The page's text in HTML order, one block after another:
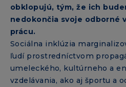
obklopujú, tým, že ich
nedokončia svoje odborné
prácu.
Sociálna inklúzia
ľudí prostredníctvom
umeleckého, kultúrneho a
vzdelávania, ako aj športu a